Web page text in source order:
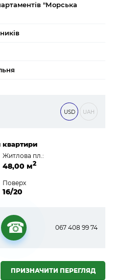
"Морська
USD UAH
квартири
Житлова пл.:
48,00 м2
Поверх
16/20
☎
067 408 99 74
ПРИЗНАЧИТИ ПЕРЕГЛЯД